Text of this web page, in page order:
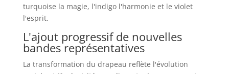
turquoise la magie, l'indigo l'harmonie et le violet
l'esprit.
L'ajout progressif de nouvelles
bandes représentatives
La transformation du drapeau reflète l'évolution